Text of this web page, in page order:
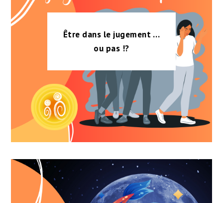
Être dans le jugement …
ou pas !?